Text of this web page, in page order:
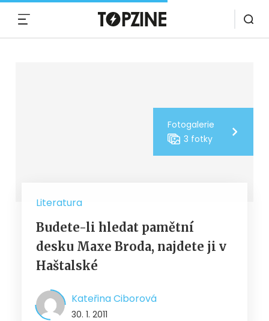
Fotogalerie
3 fotky
Literatura
Budete-li hledat pamětní
desku Maxe Broda, najdete ji v
Haštalské
Kateřina Ciborová
30. 1. 2011